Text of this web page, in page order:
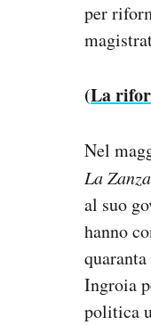
per
(La
Nel
La
al suo
hanno
Ingroia
politica